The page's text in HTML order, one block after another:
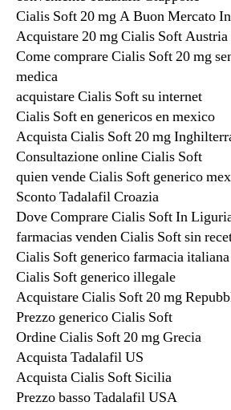
Cialis Soft 20 mg A Buon Mercato
Acquistare 20 mg Cialis Soft Austria
Come comprare Cialis Soft 20 mg
medica
acquistare Cialis Soft su internet
Cialis Soft en genericos en mexico
Acquista Cialis Soft 20 mg
Consultazione online Cialis Soft
quien vende Cialis Soft generico
Sconto Tadalafil Croazia
Dove Comprare Cialis Soft In
farmacias venden Cialis Soft sin
Cialis Soft generico farmacia italiana
Cialis Soft generico illegale
Acquistare Cialis Soft 20 mg
Prezzo generico Cialis Soft
Ordine Cialis Soft 20 mg Grecia
Acquista Tadalafil US
Acquista Cialis Soft Sicilia
Prezzo basso Tadalafil USA